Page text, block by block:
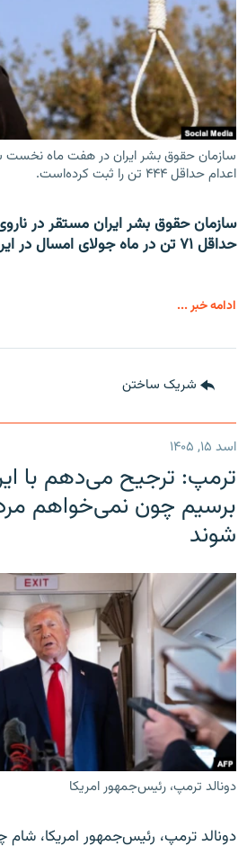
اعدام حداقل ۴۴۴ تن را ثبت کرده‌است.
سازمان حقوق بشر ایران مستقر در
حداقل ۷۱ تن در ماه جولای امسال در ایران اعدام شده‌اند.
ادامه خبر ...
شریک ساختن
اسد ۱۵, ۱۴۰۵
ترمپ: ترجیح می‌دهم با
برسیم چون نمی‌خواهم
شوند
دونالد ترمپ، رئیس‌جمهور امریکا
دونالد ترمپ، رئیس‌جمهور امریکا،